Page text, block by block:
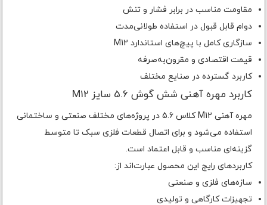
مقاومت مناسب در برابر فشار و تنش
دوام قابل قبول در استفاده طولانی‌مدت
سازگاری کامل با پیچ‌های استاندارد M12
قیمت اقتصادی و مقرون‌به‌صرفه
کاربرد گسترده در صنایع مختلف
کاربرد مهره آهنی شش گوش 5.6 سایز M12
مهره آهنی M12 کلاس 5.6 در پروژه‌های مختلف صنعتی و ساختمانی
استفاده می‌شود و برای اتصال قطعات فلزی سبک تا متوسط
گزینه‌ای مناسب و قابل اعتماد است.
کاربردهای رایج این محصول عبارت‌اند از:
سازه‌های فلزی و صنعتی
تجهیزات کارگاهی و تولیدی